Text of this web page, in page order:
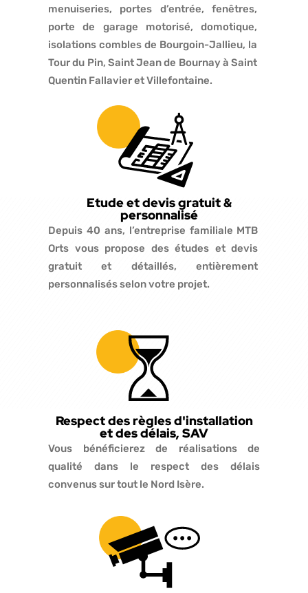
menuiseries, portes d’entrée, fenêtres,
porte de garage motorisé, domotique,
isolations combles de Bourgoin-Jallieu, la
Tour du Pin, Saint Jean de Bournay à Saint
Quentin Fallavier et Villefontaine.
Etude et devis gratuit &
personnalisé
Depuis 40 ans, l’entreprise familiale MTB
Orts vous propose des études et devis
gratuit et détaillés, entièrement
personnalisés selon votre projet.
Respect des règles d'installation
et des délais, SAV
Vous bénéficierez de réalisations de
qualité dans le respect des délais
convenus sur tout le Nord Isère.